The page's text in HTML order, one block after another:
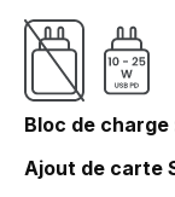
Bloc de charge
Ajout de carte